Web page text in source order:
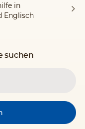
in
Englisch
suchen